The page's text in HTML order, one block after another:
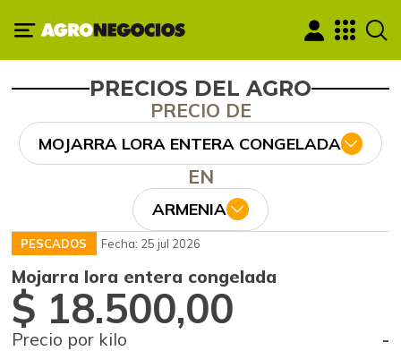
PRECIOS DEL AGRO
PRECIO DE
MOJARRA LORA ENTERA CONGELADA
EN
ARMENIA
PESCADOS Fecha: 25 jul 2026
Mojarra lora entera congelada
$ 18.500,00
Precio por kilo -